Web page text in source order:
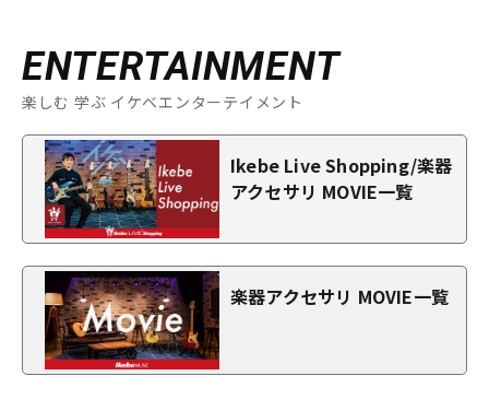
ENTERTAINMENT
楽しむ 学ぶ イケベエンターテイメント
Ikebe Live Shopping/楽器
アクセサリ MOVIE一覧
楽器アクセサリ MOVIE一覧